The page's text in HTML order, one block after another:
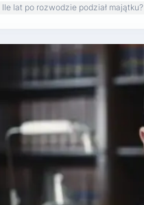
Ile lat po rozwodzie podział majątku?